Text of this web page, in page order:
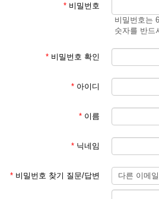
* 비밀번호
비밀번호는
숫자를 반드
* 비밀번호 확인
* 아이디
* 이름
* 닉네임
* 비밀번호 찾기 질문/답변